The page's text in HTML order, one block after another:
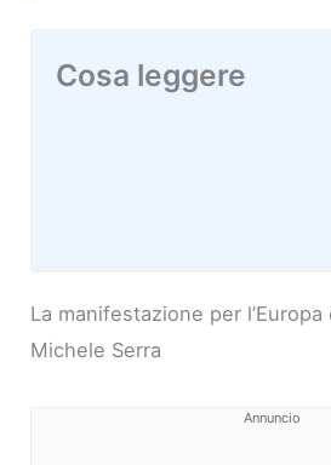
Cosa leggere
La manifestazione per
Michele Serra
Annuncio